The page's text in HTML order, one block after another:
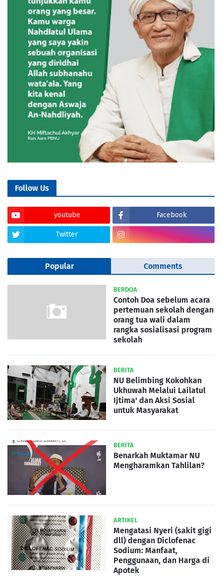
Follow Us
youtube Facebook
Twitter
Popular Comments
BERDOA
Contoh Doa sebelum acara
pertemuan sekolah dengan
orang tua wali dalam
rangka sosialisasi program
sekolah
BERITA
NU Belimbing Kokohkan
Ukhuwah Melalui Lailatul
Ijtima' dan Aksi Sosial
untuk Masyarakat
BERITA
Benarkah Muktamar NU
Mengharamkan Tahlilan?
ARTIKEL
Mengatasi Nyeri (sakit gigi
dll) dengan Diclofenac
Sodium: Manfaat,
Penggunaan, dan Harga di
Apotek